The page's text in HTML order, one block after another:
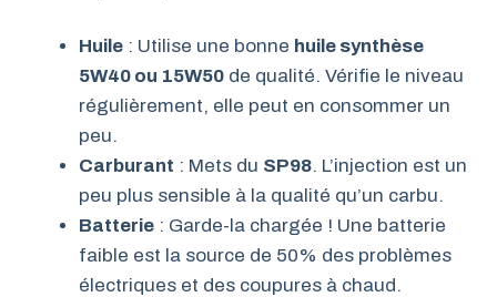
Huile : Utilise une bonne huile synthèse
5W40 ou 15W50 de qualité. Vérifie le niveau
régulièrement, elle peut en consommer un
peu.
Carburant : Mets du SP98. L’injection est un
peu plus sensible à la qualité qu’un carbu.
Batterie : Garde-la chargée ! Une batterie
faible est la source de 50% des problèmes
électriques et des coupures à chaud.